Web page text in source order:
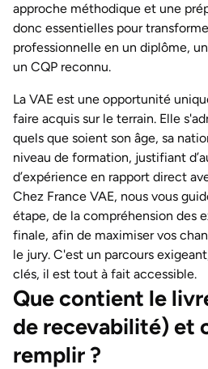
approche méthodique et une
donc essentielles pour
professionnelle en un diplôme,
un CQP reconnu.
La VAE est une opportunité
faire acquis sur le terrain. Elle
quels que soient son âge, sa
niveau de formation, justifiant
d’expérience en rapport direct
Chez France VAE, nous vous
étape, de la compréhension des
finale, afin de maximiser vos
le jury. C'est un parcours
clés, il est tout à fait accessible.
Que contient le
de recevabilité) et
remplir ?